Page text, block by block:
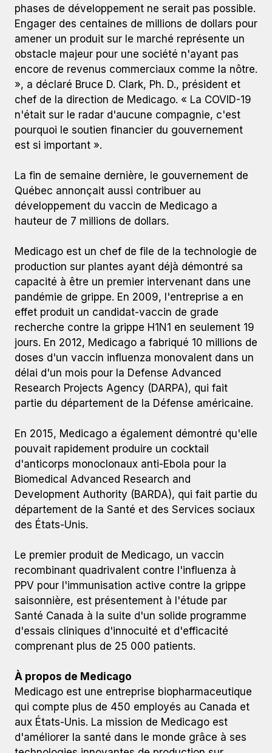
phases de développement ne serait pas possible.
Engager des centaines de millions de dollars pour
amener un produit sur le marché représente un
obstacle majeur pour une société n'ayant pas
encore de revenus commerciaux comme la nôtre.
», a déclaré Bruce D. Clark, Ph. D., président et
chef de la direction de Medicago. « La COVID-19
n'était sur le radar d'aucune compagnie, c'est
pourquoi le soutien financier du gouvernement
est si important ».
La fin de semaine dernière, le gouvernement de
Québec annonçait aussi contribuer au
développement du vaccin de Medicago a
hauteur de 7 millions de dollars.
Medicago est un chef de file de la technologie de
production sur plantes ayant déjà démontré sa
capacité à être un premier intervenant dans une
pandémie de grippe. En 2009, l'entreprise a en
effet produit un candidat-vaccin de grade
recherche contre la grippe H1N1 en seulement 19
jours. En 2012, Medicago a fabriqué 10 millions de
doses d'un vaccin influenza monovalent dans un
délai d'un mois pour la Defense Advanced
Research Projects Agency (DARPA), qui fait
partie du département de la Défense américaine.
En 2015, Medicago a également démontré qu'elle
pouvait rapidement produire un cocktail
d'anticorps monoclonaux anti-Ebola pour la
Biomedical Advanced Research and
Development Authority (BARDA), qui fait partie du
département de la Santé et des Services sociaux
des États-Unis.
Le premier produit de Medicago, un vaccin
recombinant quadrivalent contre l'influenza à
PPV pour l'immunisation active contre la grippe
saisonnière, est présentement à l'étude par
Santé Canada à la suite d'un solide programme
d'essais cliniques d'innocuité et d'efficacité
comprenant plus de 25 000 patients.
À propos de Medicago
Medicago est une entreprise biopharmaceutique
qui compte plus de 450 employés au Canada et
aux États-Unis. La mission de Medicago est
d'améliorer la santé dans le monde grâce à ses